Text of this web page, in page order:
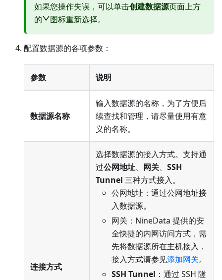
如果您操作失误，可以单击创建数据源页面上方
的
图标重新选择。
配置数据源的各项参数：
参数 说明
数据源名称
输入数据源的名称，为了方便后
续查找和管理，请尽量使用有意
义的名称。
连接方式
选择数据源的接入方式。支持通
过公网地址、 网关、 SSH
Tunnel 三种方式接入。
公网地址：通过公网地址接
入数据源。
网关：NineData 提供的安
全快捷的内网访问方式，需
先将数据源所在主机接入，
接入方式请参见添加网关。
SSH Tunnel ：通过 SSH 隧